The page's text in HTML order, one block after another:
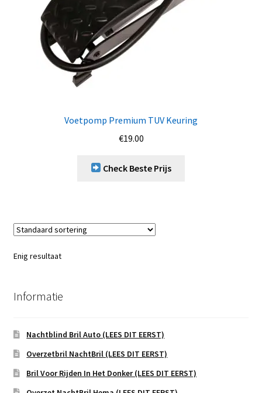
Voetpomp Premium TUV Keuring
€19.00
Check Beste Prijs
Enig resultaat
Informatie
Nachtblind Bril Auto (LEES DIT EERST)
Overzetbril NachtBril (LEES DIT EERST)
Bril Voor Rijden In Het Donker (LEES DIT EERST)